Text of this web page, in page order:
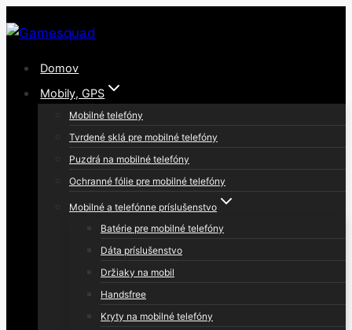
to
Domov
Mobily, GPS
Mobilné telefóny
Tvrdené sklá pre mobilné telefóny
Puzdrá na mobilné telefóny
Ochranné fólie pre mobilné telefóny
Mobilné a telefónne príslušenstvo
Batérie pre mobilné telefóny
Dáta príslušenstvo
Držiaky na mobil
Handsfree
Kryty na mobilné telefóny